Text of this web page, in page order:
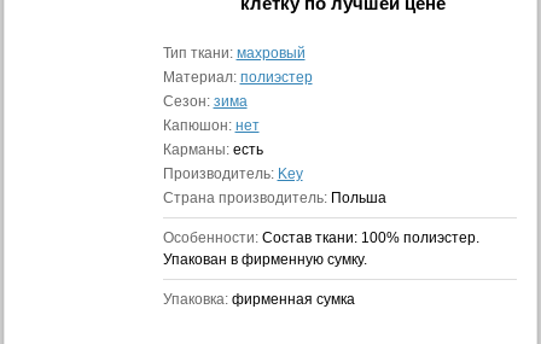
Тип ткани: махровый
Материал: полиэстер
Сезон: зима
Капюшон: нет
Карманы: есть
Производитель: Key
Страна производитель: Польша
Особенности: Состав ткани: 100% полиэстер.
Упакован в фирменную сумку.
Упаковка: фирменная сумка